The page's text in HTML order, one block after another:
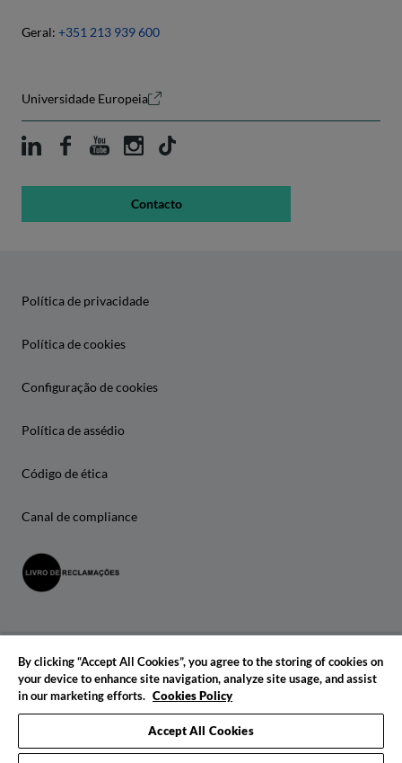
Geral: +351 213 939 600
Universidade Europeia
Contacto
Política de privacidade
Política de cookies
Configuração de cookies
Política de assédio
Código de ética
Canal de compliance
© 2026 IADE. Todos os direitos reservados.
By clicking “Accept All Cookies”, you agree to the storing of cookies on
your device to enhance site navigation, analyze site usage, and assist
in our marketing efforts. Cookies Policy
Accept All Cookies